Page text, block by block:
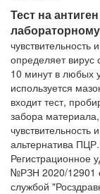
Тест на
чувствительность
определяет вирус
10 минут в любых
используется
входит тест,
забора
альтернатива ПЦР.
Регистрационное
№РЗН 2020/12901
службой